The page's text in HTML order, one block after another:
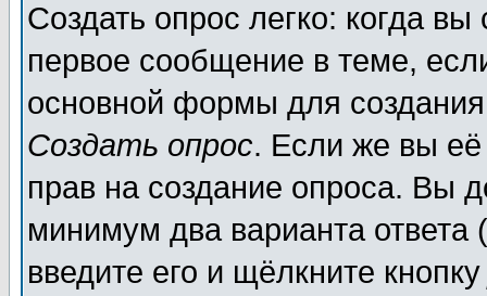
Создать опрос легко: когда
первое сообщение в теме,
основной формы для
Создать опрос. Если же вы её
прав на создание опроса. Вы
минимум два варианта ответа
введите его и щёлкните